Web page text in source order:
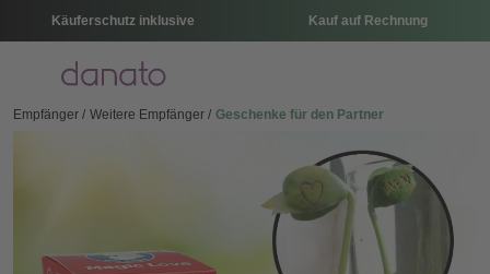
Käuferschutz inklusive Kauf auf Rechnung
Menü
Empfänger Weitere Empfänger Geschenke für den Partner